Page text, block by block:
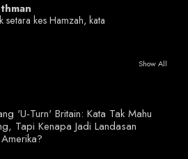
setara kes Hamzah, kata
Show All
'U-Turn' Britain: Kata Tak Mahu
Tapi Kenapa Jadi Landasan